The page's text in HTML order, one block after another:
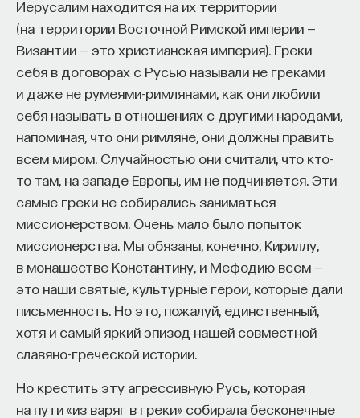
Иерусалим находится на их территории
(на территории Восточной Римской империи —
Византии — это христианская империя). Греки
себя в договорах с Русью называли не греками
и даже не румеями-римлянами, как они любили
себя называть в отношениях с другими народами,
напоминая, что они римляне, они должны править
всем миром. Случайностью они считали, что кто-
то там, на западе Европы, им не подчиняется. Эти
самые греки не собирались заниматься
миссионерством. Очень мало было попыток
миссионерства. Мы обязаны, конечно, Кириллу,
в монашестве Константину, и Мефодию всем —
это наши святые, культурные герои, которые дали
письменность. Но это, пожалуй, единственный,
хотя и самый яркий эпизод нашей совместной
славяно-греческой истории.
Но крестить эту агрессивную Русь, которая
на пути «из варяг в греки» собирала бесконечные
трудный вопрос: кто вообще формирует
целеполагание университета и кто задает тот
смысл, на который он работает? Мне кажется,
университет способен быть субъектом —
не просто выполнять внешний заказ,
а самостоятельно выбирать, на какое будущее
он работает. У него должна быть собственная
позиция: сначала определить, какое будущее
он хочет создавать, а затем разворачивать это
в своей деятельности. Когда университет
работает только под заказ, он занимает совсем
другую роль. У классического университета есть
редкая возможность — мыслить на длинной
дистанции и реально влиять на будущее: на то,
как будет мыслить элита, как будет устроена
экономика и как в целом будет разворачиваться
общество».
Знание нельзя просто передать